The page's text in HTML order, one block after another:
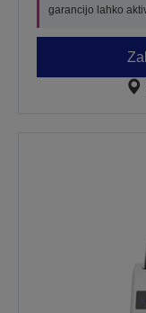
garancijo lahko